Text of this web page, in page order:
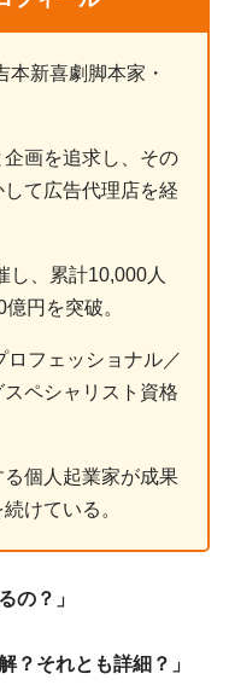
新喜劇脚本家・
企画を追求し、その
て広告代理店を経
し、累計10,000人
円を突破。
ロフェッショナル／
ペシャリスト資格
る個人起業家が成果
けている。
の？」
？それとも詳細？」